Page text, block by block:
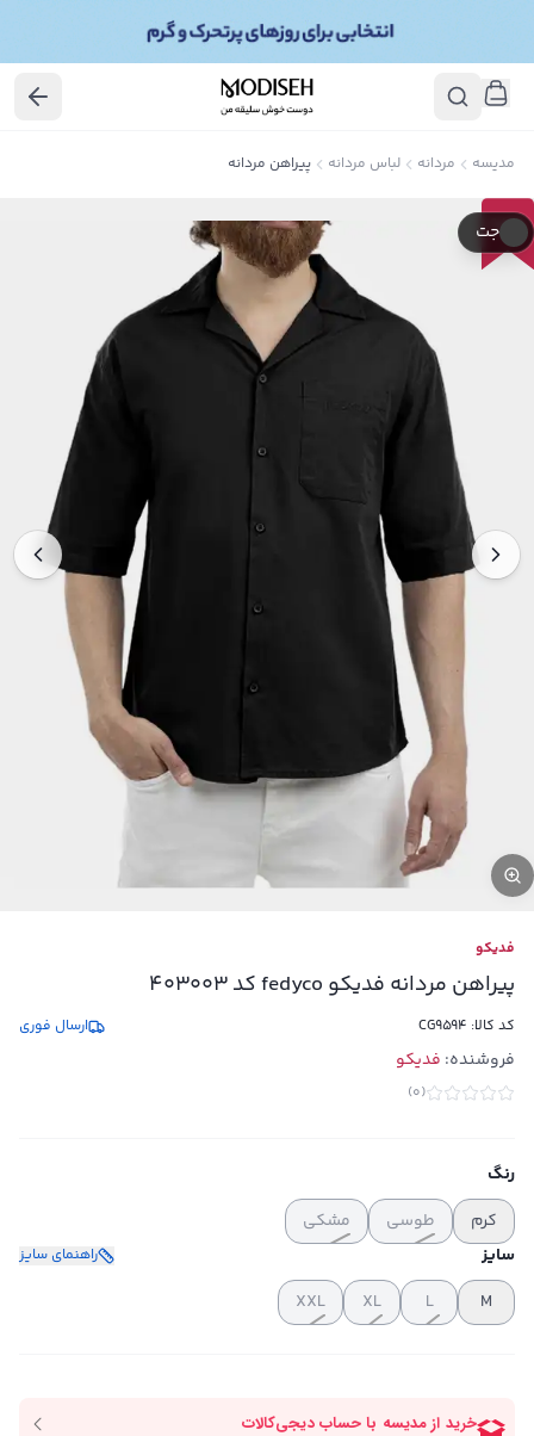
مدیسه مردانه لباس مردانه پیراهن مردانه
65٪ جت
فدیکو
پیراهن مردانه فدیکو fedyco کد 403003
کد کالا: CG9594 ارسال فوری
فروشنده: فدیکو
(
0
)
رنگ
کرم
طوسی
مشکی
سایز
راهنمای سایز
M
L
XL
XXL